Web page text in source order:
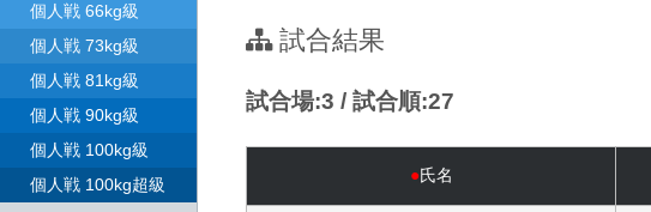
個人戦 66kg級
個人戦 73kg級
個人戦 81kg級
個人戦 90kg級
個人戦 100kg級
個人戦 100kg超級
試合結果
試合場:3 / 試合順:27
●氏名